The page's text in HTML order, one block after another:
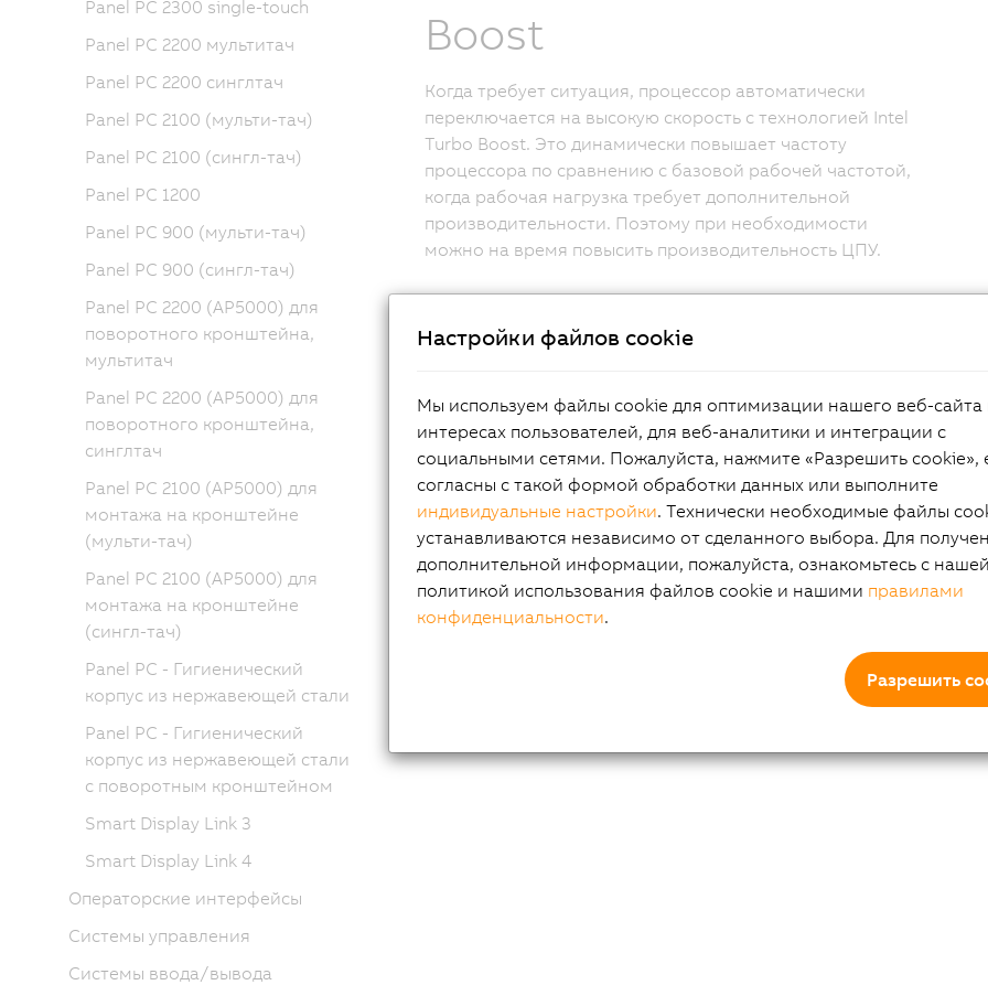
Boost
Когда требует ситуация, процессор автоматически
переключается на высокую скорость с технологией Intel
Turbo Boost. Это динамически повышает частоту
процессора по сравнению с базовой рабочей частотой,
когда рабочая нагрузка требует дополнительной
производительности. Поэтому при необходимости
можно на время повысить производительность ЦПУ.
Panel PC 2300 single-touch
Panel PC 2200 мультитач
Panel PC 2200 синглтач
Panel PC 2100 (мульти-тач)
Panel PC 2100 (сингл-тач)
Panel PC 1200
Panel PC 900 (мульти-тач)
Panel PC 900 (сингл-тач)
Panel PC 2200 (AP5000) для
поворотного кронштейна,
мультитач
Panel PC 2200 (AP5000) для
поворотного кронштейна,
синглтач
Panel PC 2100 (AP5000) для
монтажа на кронштейне
(мульти-тач)
Panel PC 2100 (AP5000) для
монтажа на кронштейне
(сингл-тач)
Panel PC - Гигиенический
корпус из нержавеющей стали
Panel PC - Гигиенический
корпус из нержавеющей стали
с поворотным кронштейном
Smart Display Link 3
Smart Display Link 4
Операторские интерфейсы
Системы управления
Системы ввода/вывода
Настройки файлов cookie
Мы используем файлы cookie для оптимизации нашего веб-сайта
интересах пользователей, для веб-аналитики и интеграции с
социальными сетями. Пожалуйста, нажмите «Разрешить cookie»,
согласны с такой формой обработки данных или выполните
индивидуальные настройки. Технически необходимые файлы
устанавливаются независимо от сделанного выбора. Для
дополнительной информации, пожалуйста, ознакомьтесь с нашей
политикой использования файлов cookie и нашими правилами
конфиденциальности.
Разрешить